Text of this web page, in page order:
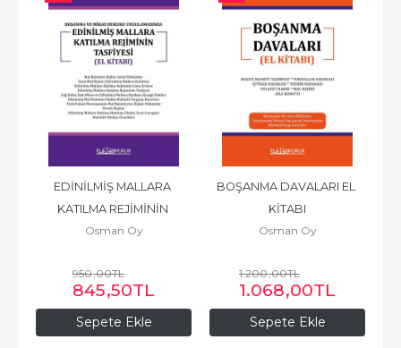
Sepete Ekle
EDİNİLMİŞ MALLARA
KATILMA REJİMİNİN
TASFİYESİ (EL KİTABI)
Osman Oy
950,00TL
845,50TL
Sepete Ekle
BOŞANMA DAVALARI EL
KİTABI
Osman Oy
1.200,00TL
1.068,00TL